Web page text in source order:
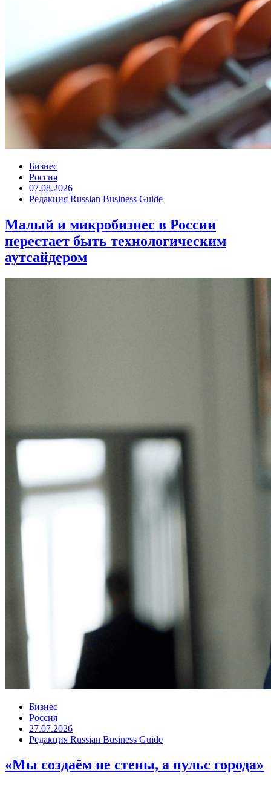
Бизнес
Россия
07.08.2026
Редакция Russian Business Guide
Малый и микробизнес в России
перестает быть технологическим
аутсайдером
Бизнес
Россия
27.07.2026
Редакция Russian Business Guide
«Мы создаём не стены, а пульс города»